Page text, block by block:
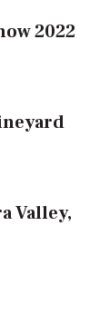
2022
Valley,